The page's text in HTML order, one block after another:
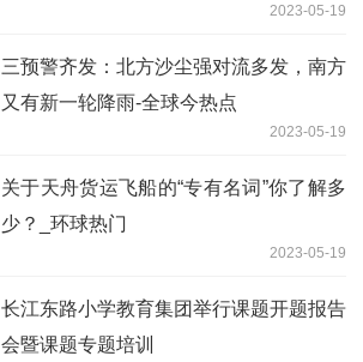
2023-05-19
三预警齐发：北方沙尘强对流多发，南方
又有新一轮降雨-全球今热点
2023-05-19
关于天舟货运飞船的“专有名词”你了解多
少？_环球热门
2023-05-19
长江东路小学教育集团举行课题开题报告
会暨课题专题培训